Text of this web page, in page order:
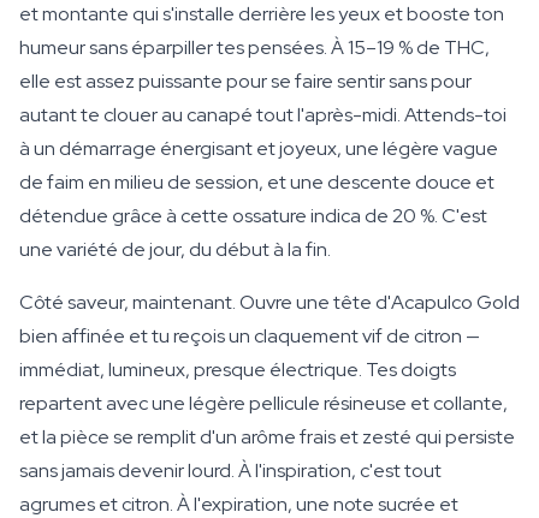
et montante qui s'installe derrière les yeux et booste ton
humeur sans éparpiller tes pensées. À 15–19 % de THC,
elle est assez puissante pour se faire sentir sans pour
autant te clouer au canapé tout l'après-midi. Attends-toi
à un démarrage énergisant et joyeux, une légère vague
de faim en milieu de session, et une descente douce et
détendue grâce à cette ossature indica de 20 %. C'est
une variété de jour, du début à la fin.
Côté saveur, maintenant. Ouvre une tête d'Acapulco Gold
bien affinée et tu reçois un claquement vif de citron —
immédiat, lumineux, presque électrique. Tes doigts
repartent avec une légère pellicule résineuse et collante,
et la pièce se remplit d'un arôme frais et zesté qui persiste
sans jamais devenir lourd. À l'inspiration, c'est tout
agrumes et citron. À l'expiration, une note sucrée et